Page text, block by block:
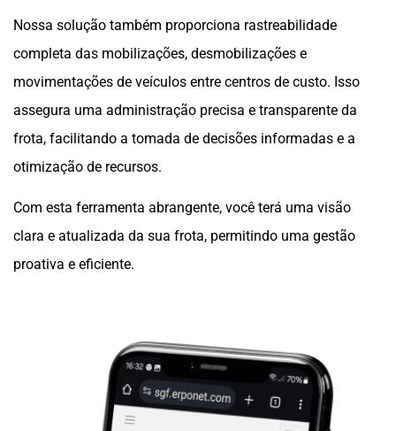
Nossa solução também proporciona rastreabilidade
completa das mobilizações, desmobilizações e
movimentações de veículos entre centros de custo. Isso
assegura uma administração precisa e transparente da
frota, facilitando a tomada de decisões informadas e a
otimização de recursos.
Com esta ferramenta abrangente, você terá uma visão
clara e atualizada da sua frota, permitindo uma gestão
proativa e eficiente.